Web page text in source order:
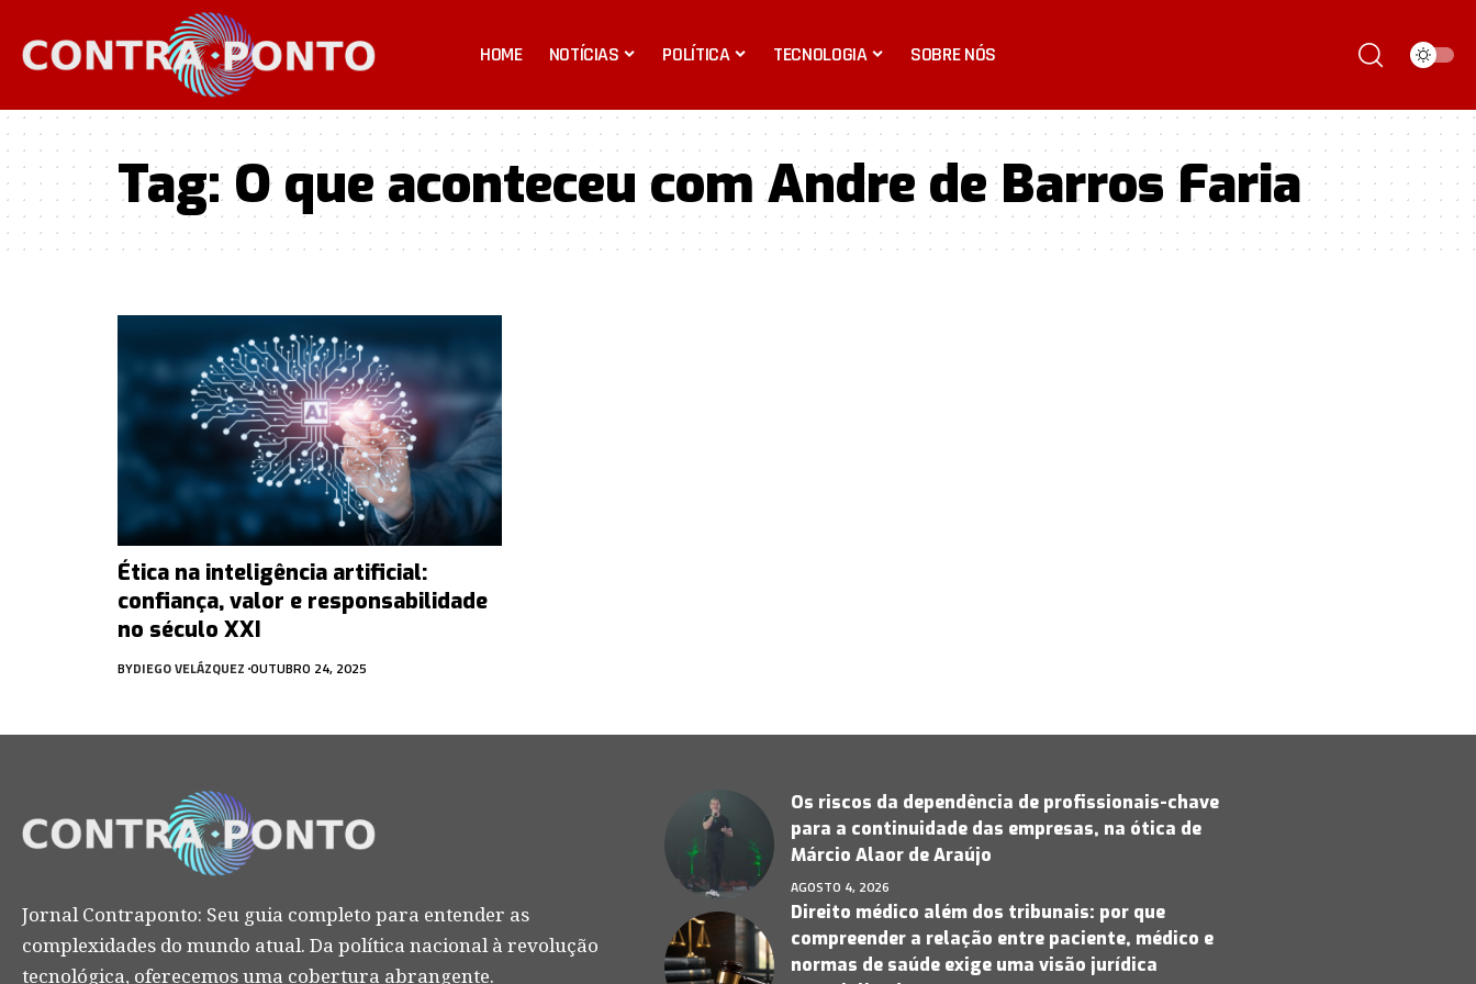
HOME NOTÍCIAS POLÍTICA TECNOLOGIA SOBRE NÓS
Tag:O que aconteceu com Andre de Barros Faria
Ética na inteligência artificial:
confiança, valor e responsabilidade
no século XXI
BYDIEGO VELÁZQUEZ OUTUBRO 24, 2025
Jornal Contraponto: Seu guia completo para entender as
complexidades do mundo atual. Da política nacional à revolução
tecnológica, oferecemos uma cobertura abrangente.
Os riscos da dependência de profissionais-chave
para a continuidade das empresas, na ótica de
Márcio Alaor de Araújo
AGOSTO 4, 2026
Direito médico além dos tribunais: por que
compreender a relação entre paciente, médico e
normas de saúde exige uma visão jurídica